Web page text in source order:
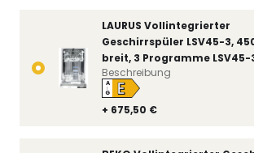
LAURUS Vollintegrierter
Geschirrspüler LSV45-3,
breit, 3 Programme LSV45-
+ 675,50 €
A
↑
G E
Beschreibung